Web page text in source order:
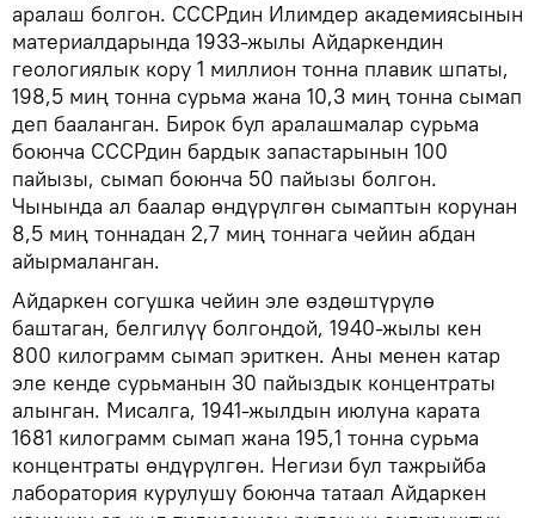
аралаш болгон. СССРдин Илимдер академиясынын
материалдарында 1933-жылы Айдаркендин
геологиялык кору 1 миллион тонна плавик шпаты,
198,5 миң тонна сурьма жана 10,3 миң тонна сымап
деп бааланган. Бирок бул аралашмалар сурьма
боюнча СССРдин бардык запастарынын 100
пайызы, сымап боюнча 50 пайызы болгон.
Чынында ал баалар өндүрүлгөн сымаптын корунан
8,5 миң тоннадан 2,7 миң тоннага чейин абдан
айырмаланган.
Айдаркен согушка чейин эле өздөштүрүлө
баштаган, белгилүү болгондой, 1940-жылы кен
800 килограмм сымап эриткен. Аны менен катар
эле кенде сурьманын 30 пайыздык концентраты
алынган. Мисалга, 1941-жылдын июлуна карата
1681 килограмм сымап жана 195,1 тонна сурьма
концентраты өндүрүлгөн. Негизи бул тажрыйба
лаборатория курулушу боюнча татаал Айдаркен